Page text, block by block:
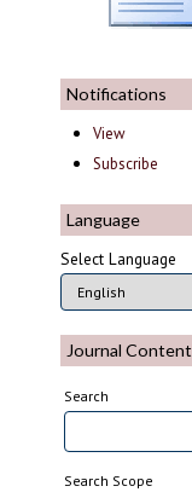
Notifications
View
Subscribe
Language
Select Language
Journal Content
Search
Search Scope